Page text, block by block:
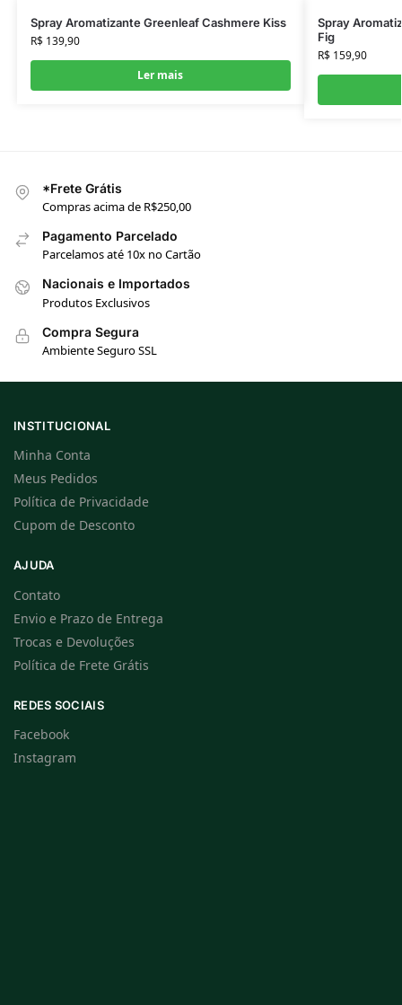
Spray Aromatizante Greenleaf Cashmere Kiss
R$139,90
Ler mais
Spray
Fig
R$159,90
*Frete Grátis
Compras acima de R$250,00
Pagamento Parcelado
Parcelamos até 10x no Cartão
Nacionais e Importados
Produtos Exclusivos
Compra Segura
Ambiente Seguro SSL
INSTITUCIONAL
Minha Conta
Meus Pedidos
Política de Privacidade
Cupom de Desconto
AJUDA
Contato
Envio e Prazo de Entrega
Trocas e Devoluções
Política de Frete Grátis
REDES SOCIAIS
Facebook
Instagram